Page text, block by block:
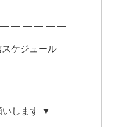
━ ━ ━ ━ ━
ケジュール
いします ▼